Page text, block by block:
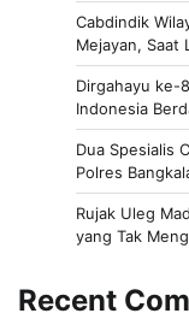
Cabdindik
Mejayan, Saat
Dirgahayu ke-
Indonesia
Dua Spesialis
Polres
Rujak Uleg
yang Tak
Recent